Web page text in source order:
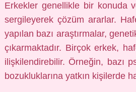
Erkekler genellikle bir konuda
sergileyerek çözüm ararlar.
yapılan bazı araştırmalar,
çıkarmaktadır. Birçok erkek,
ilişkilendirebilir. Örneğin, bazı
bozukluklarına yatkın kişilerde